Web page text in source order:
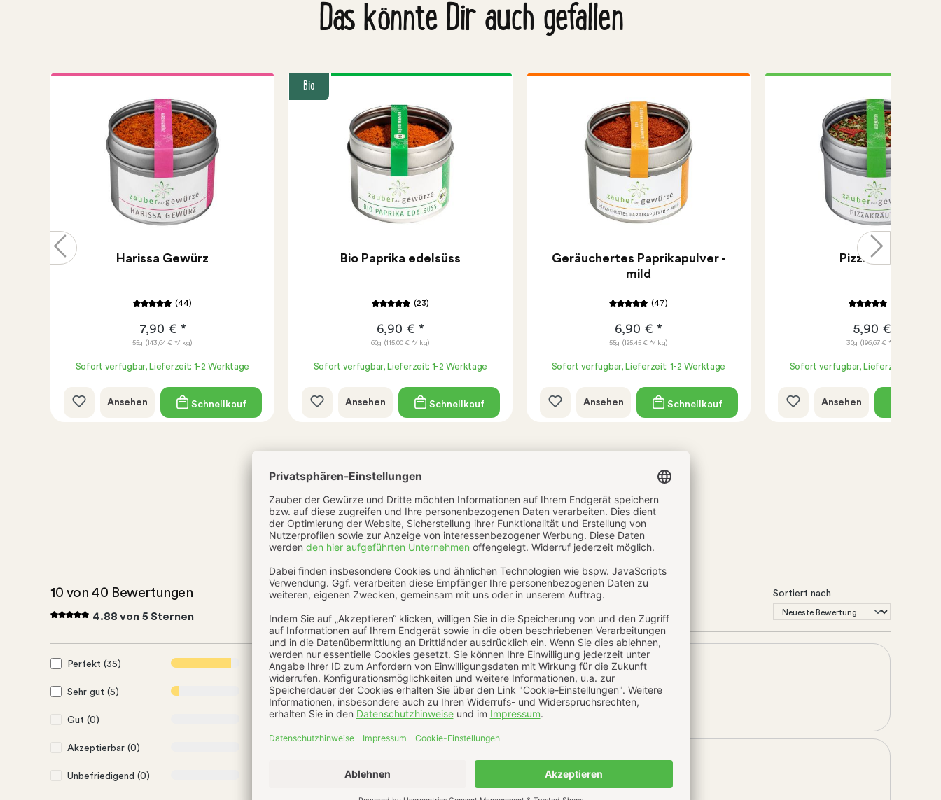
Das könnte Dir auch gefallen
Harissa Gewürz
(44)
7,90 € *
55g (143,64 € */ kg)
Sofort verfügbar, Lieferzeit: 1-2 Werktage
Ansehen Schnellkauf
Bio
Bio Paprika edelsüss
(23)
6,90 € *
60g (115,00 € */ kg)
Sofort verfügbar, Lieferzeit: 1-2 Werktage
Ansehen Schnellkauf
Geräuchertes Paprikapulver -
mild
(47)
6,90 € *
55g (125,45 € */ kg)
Sofort verfügbar, Lieferzeit: 1-2 Werktage
Ansehen Schnellkauf
Pizzakräuter
5,90 € *
30g (196,67 € */ kg)
Sofort verfügbar, Lieferzeit: 1-2
Ansehen
Bewertungen
Echtheit der Bewertungen
10 von 40 Bewertungen
4.88 von 5 Sternen
Perfekt (35) 88%
Sehr gut (5) 13%
Gut (0) 0%
Akzeptierbar (0)
Unbefriedigend (0)
Bewertungen nur in der aktuellen Sprache anzeigen.
Sortiert nach
30. Juli 2026 10:13
-
7. Mai 2026 07:54